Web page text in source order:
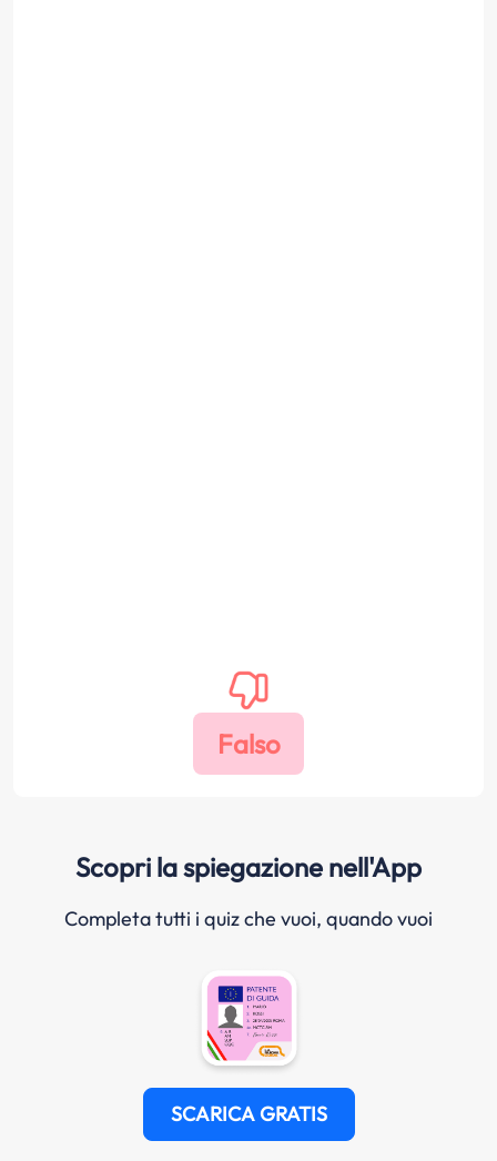
Scopri la spiegazione nell'App
Completa tutti i quiz che vuoi, quando vuoi
SCARICA GRATIS